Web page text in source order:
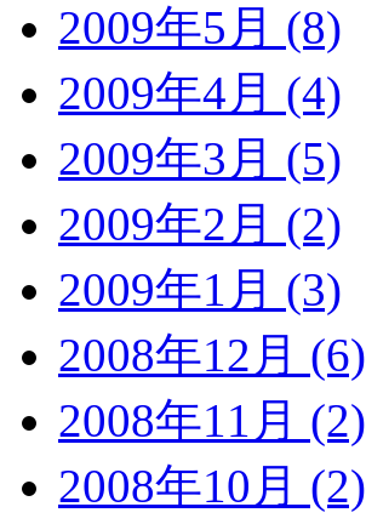
2009年5月 (8)
2009年4月 (4)
2009年3月 (5)
2009年2月 (2)
2009年1月 (3)
2008年12月 (6)
2008年11月 (2)
2008年10月 (2)